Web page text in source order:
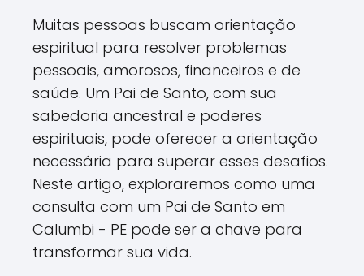
Muitas pessoas buscam orientação
espiritual para resolver problemas
pessoais, amorosos, financeiros e de
saúde. Um Pai de Santo, com sua
sabedoria ancestral e poderes
espirituais, pode oferecer a orientação
necessária para superar esses desafios.
Neste artigo, exploraremos como uma
consulta com um Pai de Santo em
Calumbi - PE pode ser a chave para
transformar sua vida.